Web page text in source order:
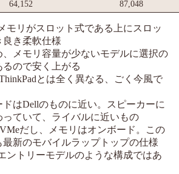
64,152 87,048
モリがスロット式である上にスロッ
良き柔軟仕様
、メモリ容量が少ないモデルに選択の
るので安く上がる
とは全く異なる、ごく今風で
ドはDellのものに近い。スピーカーに
っていて、ライバルに近いもの
だし、メモリはオンボード。この
最新のモバイルラップトップの仕様
ントリーモデルのような構成ではあ